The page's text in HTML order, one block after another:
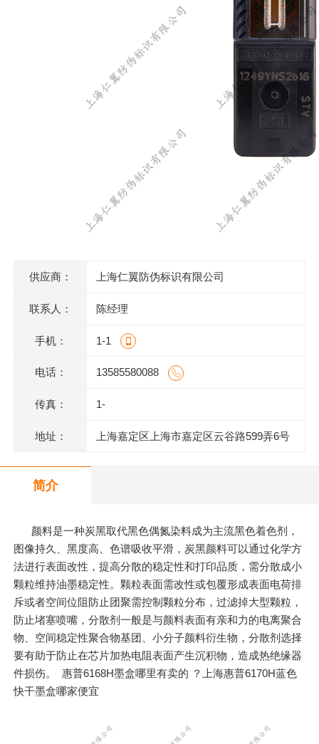
供应商： 上海仁翼防伪标识有限公司
联系人： 陈经理
手机： 1-1
电话： 13585580088
传真： 1-
地址： 上海嘉定区上海市嘉定区云谷路599弄6号
简介
颜料是一种炭黑取代黑色偶氮染料成为主流黑色着色剂，
图像持久、黑度高、色谱吸收平滑，炭黑颜料可以通过化学方
法进行表面改性，提高分散的稳定性和打印品质，需分散成小
颗粒维持油墨稳定性。颗粒表面需改性或包覆形成表面电荷排
斥或者空间位阻防止团聚需控制颗粒分布，过滤掉大型颗粒，
防止堵塞喷嘴，分散剂一般是与颜料表面有亲和力的电离聚合
物、空间稳定性聚合物基团、小分子颜料衍生物，分散剂选择
要有助于防止在芯片加热电阻表面产生沉积物，造成热绝缘器
件损伤。 惠普6168H墨盒哪里有卖的 ？上海惠普6170H蓝色
快干墨盒哪家便宜